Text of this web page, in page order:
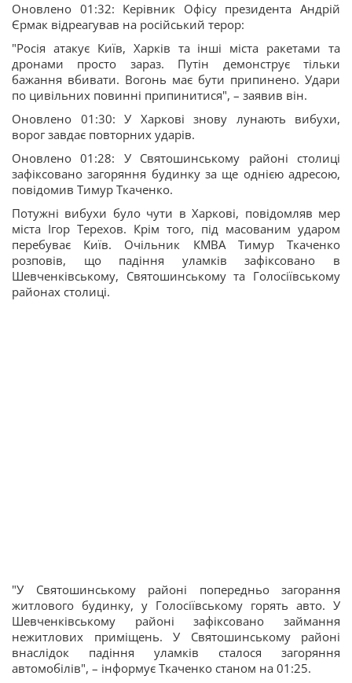
Оновлено 01:32: Керівник Офісу президента Андрій
Єрмак відреагував на російський терор:
"Росія атакує Київ, Харків та інші міста ракетами та
дронами просто зараз. Путін демонструє тільки
бажання вбивати. Вогонь має бути припинено. Удари
по цивільних повинні припинитися", – заявив він.
Оновлено 01:30: У Харкові знову лунають вибухи,
ворог завдає повторних ударів.
Оновлено 01:28: У Святошинському районі столиці
зафіксовано загоряння будинку за ще однією адресою,
повідомив Тимур Ткаченко.
Потужні вибухи було чути в Харкові, повідомляв мер
міста Ігор Терехов. Крім того, під масованим ударом
перебуває Київ. Очільник КМВА Тимур Ткаченко
розповів, що падіння уламків зафіксовано в
Шевченківському, Святошинському та Голосіївському
районах столиці.
"У Святошинському районі попередньо загорання
житлового будинку, у Голосіївському горять авто. У
Шевченківському районі зафіксовано займання
нежитлових приміщень. У Святошинському районі
внаслідок падіння уламків сталося загоряння
автомобілів", – інформує Ткаченко станом на 01:25.